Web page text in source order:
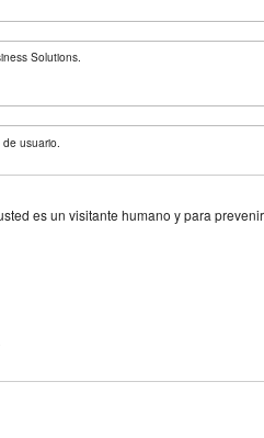
Solutions.
usuario.
es un visitante humano y para prevenir